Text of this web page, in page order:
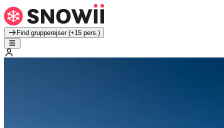
Find grupperejser (+15 pers.)